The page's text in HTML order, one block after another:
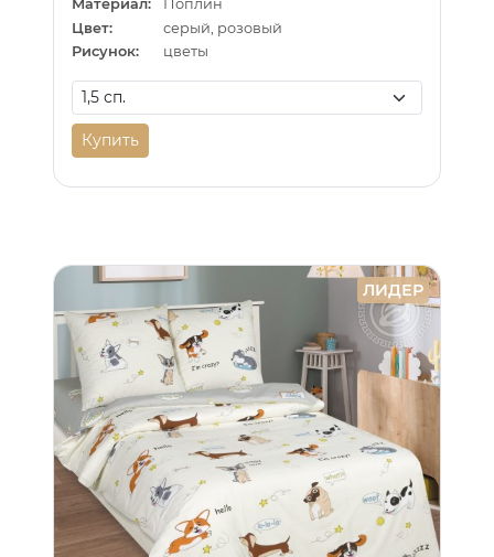
Материал:
Поплин
Цвет:
серый, розовый
Рисунок:
цветы
Купить
ЛИДЕР